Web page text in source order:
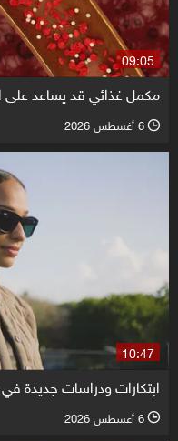
09:05
مكمل غذائي قد يساعد على
l 6 أغسطس 2026
10:47
ابتكارات ودراسات جديدة في
l 6 أغسطس 2026